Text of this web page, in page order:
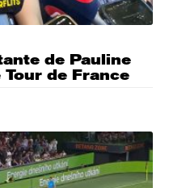
de Pauline
de France